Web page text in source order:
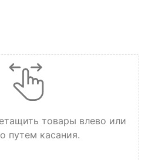
товары влево или
путем касания.